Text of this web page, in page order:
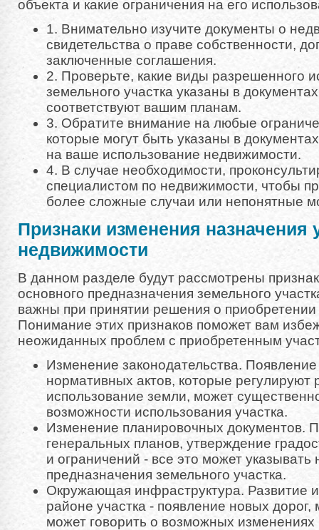
объекта и какие ограничения на его
1. Внимательно изучите документы о
свидетельства о праве собственности,
заключенные соглашения.
2. Проверьте, какие виды разрешенного
земельного участка указаны в
соответствуют вашим планам.
3. Обратите внимание на любые
которые могут быть указаны в
на ваше использование недвижимости.
4. В случае необходимости,
специалистом по недвижимости, чтобы
более сложные случаи или непонятные
Признаки изменения назначения
недвижимости
В данном разделе будут рассмотрены
основного предназначения земельного
важны при принятии решения о
Понимание этих признаков поможет вам
неожиданных проблем с приобретенным
Изменение законодательства.
нормативных актов, которые регулируют
использование земли, может
возможности использования участка.
Изменение планировочных документов.
генеральных планов, утверждение
и ограничений - все это может указывать
предназначения земельного участка.
Окружающая инфраструктура. Развитие
районе участка - появление новых дорог,
может говорить о возможных изменениях